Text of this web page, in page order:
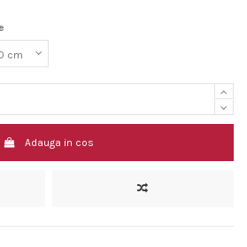
Adauga in cos